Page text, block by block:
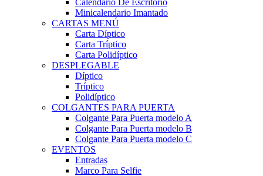
Calendario De Escritorio
Minicalendario Imantado
CARTAS MENÚ
Carta Díptico
Carta Tríptico
Carta Polidíptico
DESPLEGABLE
Díptico
Tríptico
Polidíptico
COLGANTES PARA PUERTA
Colgante Para Puerta modelo A
Colgante Para Puerta modelo B
Colgante Para Puerta modelo C
EVENTOS
Entradas
Marco Para Selfie